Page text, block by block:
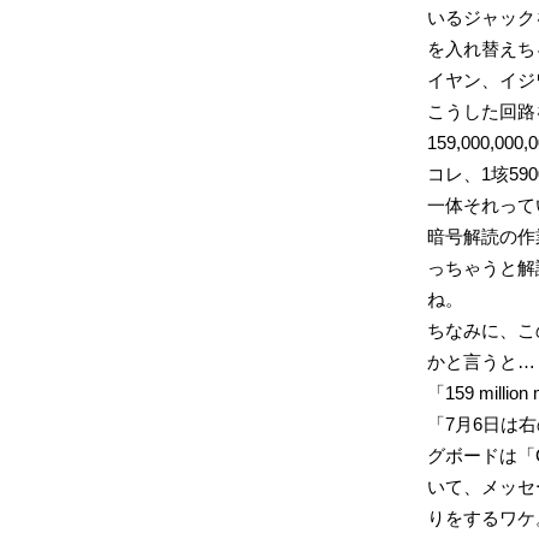
いるジャッ
を入れ替え
イヤン、イ
こうした回
コレ、1垓
一体それっ
暗号解読の
っちゃうと
ね。
ちなみに、
かと言うと…
「159
「7月6日は
グボードは
いて、メッ
りをするワ